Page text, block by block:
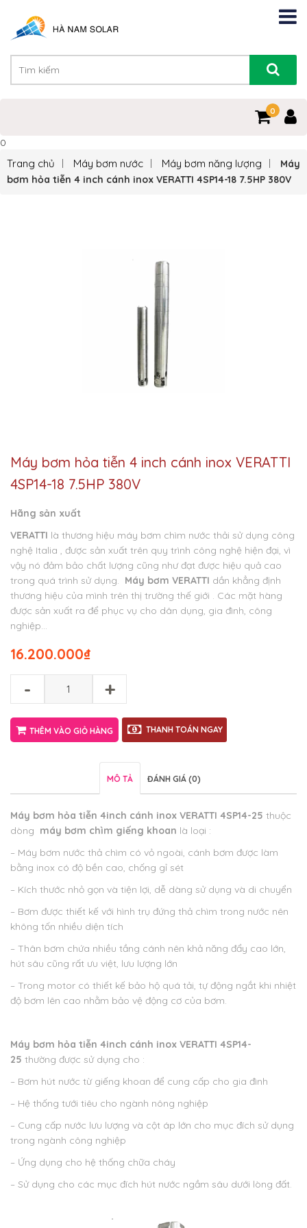
0
0
Trang chủ Máy bơm nước Máy bơm năng lượng
Máy
bơm hỏa tiễn 4 inch cánh inox VERATTI 4SP14-18 7.5HP 380V
Máy bơm hỏa tiễn 4 inch cánh inox VERATTI
4SP14-18 7.5HP 380V
Hãng sản xuất
VERATTI là thương hiệu máy bơm chìm nước thải sử dụng công
nghệ Italia , được sản xuất trên quy trình công nghệ hiện đại, vì
vậy nó đảm bảo chất lượng cũng như đạt được hiệu quả cao
trong quá trình sử dụng. Máy bơm VERATTI dần khẳng định
thương hiệu của mình trên thị trường thế giới . Các mặt hàng
được sản xuất ra để phục vụ cho dân dụng, gia đình, công
nghiệp…
₫
16.200.000
- +
THÊM VÀO GIỎ HÀNG THANH TOÁN NGAY
MÔ TẢ ĐÁNH GIÁ (0)
Máy bơm hỏa tiễn 4inch cánh inox VERATTI 4SP14-25 thuộc
dòng máy bơm chìm giếng khoan là loại :
– Máy bơm nước thả chìm có vỏ ngoài, cánh bơm được làm
bằng inox có độ bền cao, chống gỉ sét
– Kích thước nhỏ gọn và tiện lợi, dễ dàng sử dụng và di chuyển
– Bơm được thiết kế với hình trụ đứng thả chìm trong nước nên
không tốn nhiều diện tích
– Thân bơm chứa nhiều tầng cánh nên khả năng đẩy cao lớn,
hút sâu cũng rất ưu việt, lưu lượng lớn
– Trong motor có thiết kế bảo hộ quá tải, tự động ngắt khi nhiệt
độ bơm lên cao nhằm bảo vệ động cơ của bơm.
Máy bơm hỏa tiễn 4inch cánh inox VERATTI 4SP14-
25 thường được sử dụng cho :
– Bơm hút nước từ giếng khoan để cung cấp cho gia đình
– Hệ thống tưới tiêu cho ngành nông nghiệp
– Cung cấp nước lưu lượng và cột áp lớn cho mục đích sử dụng
trong ngành công nghiệp
– Ứng dụng cho hệ thống chữa cháy
– Sử dụng cho các mục đích hút nước ngầm sâu dưới lòng đất.